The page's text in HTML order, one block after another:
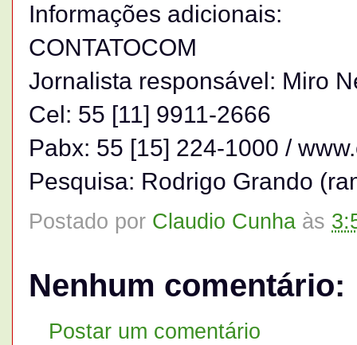
Informações adicionais:
CONTATOCOM
Jornalista responsável: Miro
Cel: 55 [11] 9911-2666
Pabx: 55 [15] 224-1000 /
Pesquisa: Rodrigo Grando
Postado por Claudio Cunha às
Nenhum comentário:
Postar um comentário